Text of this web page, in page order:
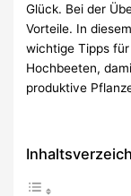
Glück. Bei der
Vorteile. In
wichtige Tipps
Hochbeeten,
produktive